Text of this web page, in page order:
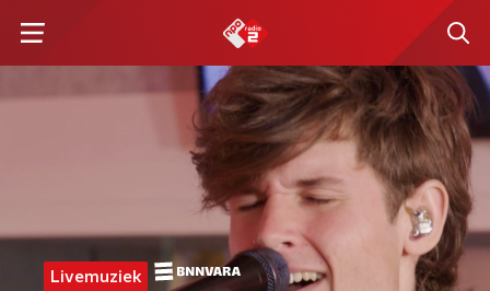
Livemuziek